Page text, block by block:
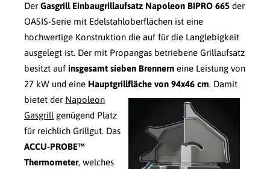
Der Gasgrill Einbaugrillaufsatz Napoleon BIPRO 665 der
OASIS-Serie mit Edelstahloberflächen ist eine
hochwertige Konstruktion die auf für die Langlebigkeit
ausgelegt ist. Der mit Propangas betriebene Grillaufsatz
besitzt auf insgesamt sieben Brennern eine Leistung von
27 kW und eine Hauptgrillfläche von 94x46 cm. Damit
bietet der Napoleon
Gasgrill genügend Platz
für reichlich Grillgut. Das
ACCU-PROBE™
Thermometer, welches